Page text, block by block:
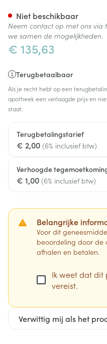
€ 135,63
Terugbetaalbaar
Als je recht hebt op een
apotheek een verlaagde prijs en
staat.
Terugbetalingstarief
€ 2,00 (6% inclusief btw)
Verhoogde
€ 1,00 (6% inclusief btw)
Belangrijke
Voor dit
beoordeling door de
afhalen en betalen.
Ik weet dat dit
vereist.
Verwittig mij als het
Niet beschikbaar
Neem contact op met ons via
we samen de mogelijkheden.